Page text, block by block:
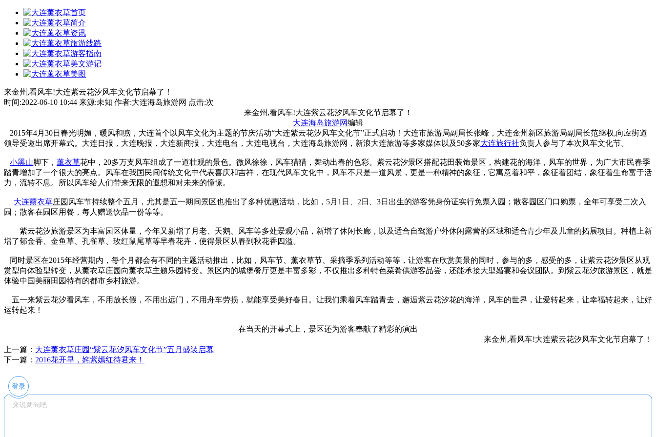
来金州,看风车!大连紫云花汐风车文化节启幕了！
时间:2022-06-10 10:44 来源:未知 作者:大连海岛旅游网 点击:次
来金州,看风车!大连紫云花汐风车文化节启幕了！
大连海岛旅游网编辑
2015年4月30日春光明媚，暖风和煦，大连首个以风车文化为主题的节庆活动“大连紫云花汐风车文化节”正式启动！大连市旅游局副局长张峰，大连金州新区旅游局副局长范继权,向应街道
领导受邀出席开幕式。大连日报，大连晚报，大连新商报，大连电台，大连电视台，大连海岛旅游网，新浪大连旅游等多家媒体以及50多家大连旅行社负责人参与了本次风车文化节。
小黑山脚下， 薰衣草花中，20多万支风车组成了一道壮观的景色。微风徐徐，风车猎猎，舞动出春的色彩。紫云花汐景区搭配花田装饰景区，构建花的海洋，风车的世界，为广大市民春季
踏青增加了一个很大的亮点。风车在我国民间传统文化中代表喜庆和吉祥，在现代风车文化中，风车不只是一道风景，更是一种精神的象征，它寓意着和平，象征着团结，象征着生命富于活
力，流转不息。所以风车给人们带来无限的遐想和对未来的憧憬。
大连薰衣草庄园 风车节持续整个五月，尤其是五一期间景区也推出了多种优惠活动，比如，5月1日、2日、3日出生的游客凭身份证实行免票入园；散客园区门口购票，全年可享受二次入
园；散客在园区用餐，每人赠送饮品一份等等。
紫云花汐旅游景区为丰富园区体量，今年又新增了月老、天鹅、风车等多处景观小品，新增了休闲长廊，以及适合自驾游户外休闲露营的区域和适合青少年及儿童的拓展项目。种植上新
增了郁金香、金鱼草、孔雀草、玫红鼠尾草等早春花卉，使得景区从春到秋花香四溢。
同时景区在2015年经营期内，每个月都会有不同的主题活动推出，比如，风车节、薰衣草节、采摘季系列活动等等，让游客在欣赏美景的同时，参与的多，感受的多，让紫云花汐景区从观
赏型向体验型转变，从薰衣草庄园向薰衣草主题乐园转变。景区内的城堡餐厅更是丰富多彩，不仅推出多种特色菜肴供游客品尝，还能承接大型婚宴和会议团队。到紫云花汐旅游景区，就是
体验中国美丽田园特有的都市乡村旅游。
五一来紫云花汐看风车，不用放长假，不用出远门，不用舟车劳损，就能享受美好春日。让我们乘着风车踏青去，邂逅紫云花汐花的海洋，风车的世界，让爱转起来，让幸福转起来，让好
运转起来！
在当天的开幕式上，景区还为游客奉献了精彩的演出
来金州,看风车!大连紫云花汐风车文化节启幕了！
上一篇： 大连薰衣草庄园“紫云花汐风车文化节”五月盛装启幕
下一篇： 2016花开早，姹紫嫣红待君来！
登录